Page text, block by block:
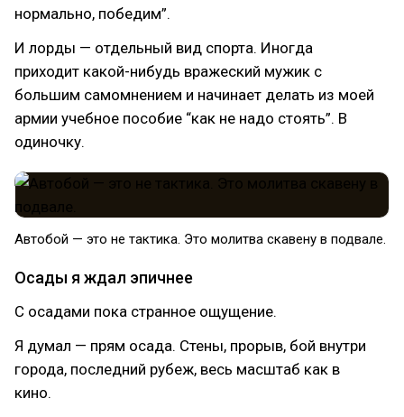
нормально, победим”.
И лорды — отдельный вид спорта. Иногда
приходит какой-нибудь вражеский мужик с
большим самомнением и начинает делать из моей
армии учебное пособие “как не надо стоять”. В
одиночку.
Автобой — это не тактика. Это молитва скавену в подвале.
Осады я ждал эпичнее
С осадами пока странное ощущение.
Я думал — прям осада. Стены, прорыв, бой внутри
города, последний рубеж, весь масштаб как в
кино.